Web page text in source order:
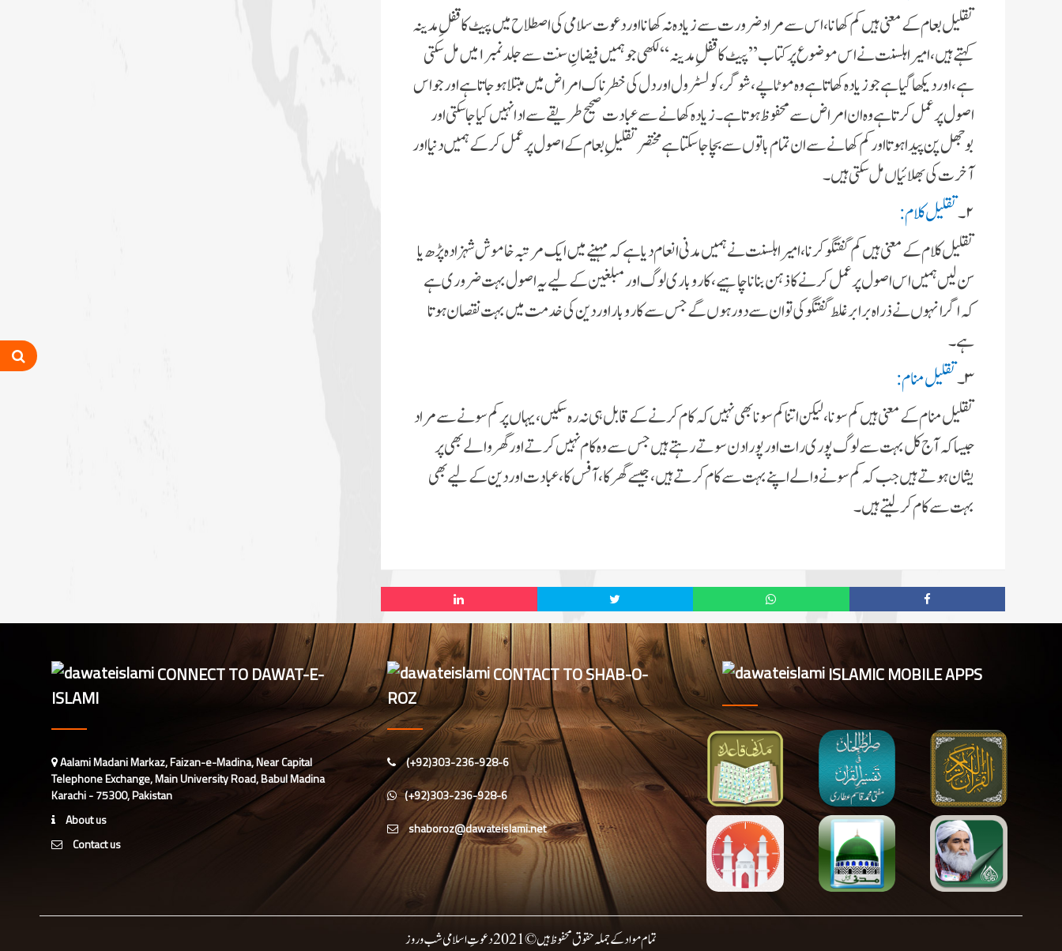
تقلىل طعام کے معنى ہىں کم کھانا ،اس سے مراد ضرورت سے زىادہ نہ کھانا اور دعوت سلامى کى اصطلاح مىں پىٹ کا قفلِ مدىنہ
کہتے ہىں، امىر اہلسنت نے اس موضوع پر کتاب ’’ پىٹ کا قفلِ مدىنہ‘‘ لکھی جو ہمىں فىضانِ سنت سے جلد نمبر۱ مىں مل سکتی
ہے، اور دىکھا گىا ہے جو زىادہ کھاتا ہے وہ موٹاپے ، شوگر ، کولسٹرول اور دل کى خطرناک امراض مىں مبتلا ہوجاتا ہے اور جو اس
اصول پر عمل کرتا ہے وہ ان امراض سے محفوظ ہوتا ہے۔ زىادہ کھانے سے عبادت صحىح طرىقے سے ادا نہىں کىاجاسکتى اور
بوجھل پن پىدا ہوتا اور کم کھانے سے ان تمام باتوں سے بچا جا سکتا ہے مختصر تقلیل ِطعام کے اصول پر عمل کرکے ہمیں دنىا اور
آخرت کى بھلائىاں مل سکتى ہىں۔
۲۔ تقلىل کلام:
تقلىل کلام کے معنى ہىں کم گفتگو کرنا، امىر اہلسنت نے ہمىں مدنى انعام دىا ہے کہ مہىنے مىں اىک مرتبہ خاموش شہزادہ پڑھ ىا
سن لىں ہمىں اس اصول پر عمل کرنے کا ذہن بنانا چاہیے ، کاروبارى لوگ اور مبلغىن کے لىے ىہ اصول بہت ضرورى ہے
کہ اگر انہوں نے ذراہ برابر غلط گفتگو کى تو ان سے دور ہوں گے جس سے کاروبار اور دىن کى خدمت مىں بہت نقصان ہوتا
ہے۔
۳۔ تقلىل منام:
تقلىل منام کے معنى ہىں کم سونا، لىکن اتنا کم سونا بھى نہىں کہ کام کرنے کے قابل ہى نہ رہ سکىں ، ىہاں پر کم سونے سے مراد
جىسا کہ آج کل بہت سے لوگ پورى رات اور پورا دن سوتے رہتے ہىں جس سے وہ کام نہىں کرتے اور گھر والے بھى پر
ىشان ہوتے ہىں جب کہ کم سونے والے اپنے بہت سے کام کرتے ہىں ، جىسے گھر کا، آفس کا، عبادت اور دىن کے لىے بھى
بہت سے کام کرلىتے ہىں۔
CONNECT TO DAWAT-E-
ISLAMI
Aalami Madani Markaz, Faizan-e-Madina, Near Capital
Telephone Exchange, Main University Road, Babul Madina
Karachi - 75300, Pakistan
About us
Contact us
CONTACT TO SHAB-O-
ROZ
(+92)303-236-928-6
(+92)303-236-928-6
shaboroz@dawateislami.net
ISLAMIC MOBILE APPS
تمام مواد کے جملہ حقوق محفوظ ہیں © 2021 دعوتِ اسلامی شب وروز